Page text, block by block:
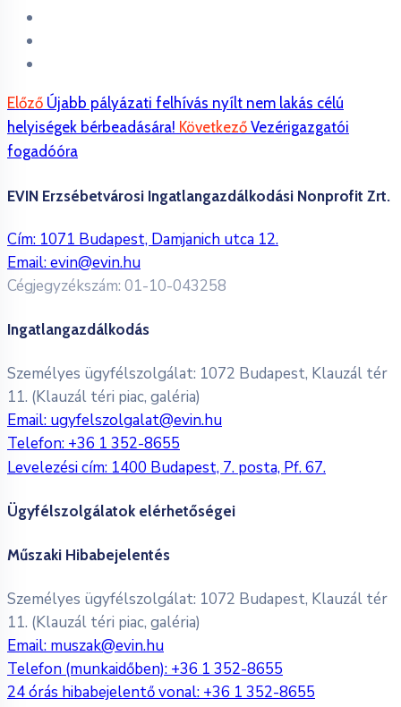
Előző Újabb pályázati felhívás nyílt nem lakás célú
helyiségek bérbeadására! Következő Vezérigazgatói
fogadóóra
EVIN Erzsébetvárosi Ingatlangazdálkodási Nonprofit Zrt.
Cím: 1071 Budapest, Damjanich utca 12.
Email:evin@evin.hu
Cégjegyzékszám: 01-10-043258
Ingatlangazdálkodás
Személyes ügyfélszolgálat: 1072 Budapest, Klauzál tér
11. (Klauzál téri piac, galéria)
Email: ugyfelszolgalat@evin.hu
Telefon: +36 1 352-8655
Levelezési cím: 1400 Budapest, 7. posta, Pf. 67.
Ügyfélszolgálatok elérhetőségei
Műszaki Hibabejelentés
Személyes ügyfélszolgálat: 1072 Budapest, Klauzál tér
11. (Klauzál téri piac, galéria)
Email: muszak@evin.hu
Telefon (munkaidőben): +36 1 352-8655
24 órás hibabejelentő vonal: +36 1 352-8655